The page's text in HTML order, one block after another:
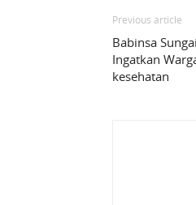
Previous article
Babinsa
Ingatkan
kesehatan